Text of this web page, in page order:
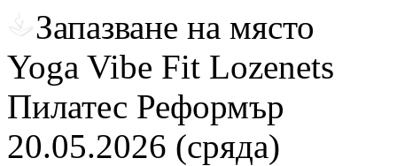
Запазване на място
Yoga Vibe Fit Lozenets
Пилатес Реформър
20.05.2026 (сряда)